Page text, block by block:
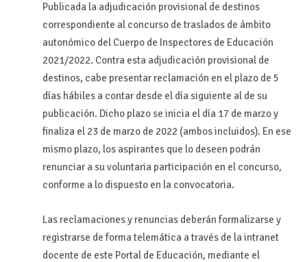
Publicada la adjudicación provisional de destinos
correspondiente al concurso de traslados de ámbito
autonómico del Cuerpo de Inspectores de Educación
2021/2022. Contra esta adjudicación provisional de
destinos, cabe presentar reclamación en el plazo de 5
días hábiles a contar desde el día siguiente al de su
publicación. Dicho plazo se inicia el día 17 de marzo y
finaliza el 23 de marzo de 2022 (ambos incluidos). En ese
mismo plazo, los aspirantes que lo deseen podrán
renunciar a su voluntaria participación en el concurso,
conforme a lo dispuesto en la convocatoria.
Las reclamaciones y renuncias deberán formalizarse y
registrarse de forma telemática a través de la intranet
docente de este Portal de Educación, mediante el